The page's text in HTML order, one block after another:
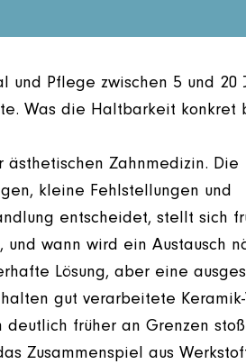
und Pflege zwischen 5 und 20
Was die Haltbarkeit konkret
Zahnmedizin. Die
kleine Fehlstellungen und
entscheidet, stellt sich
wann wird ein Austausch
Lösung, aber eine
gut verarbeitete Keramik-
deutlich früher an Grenzen
Zusammenspiel aus